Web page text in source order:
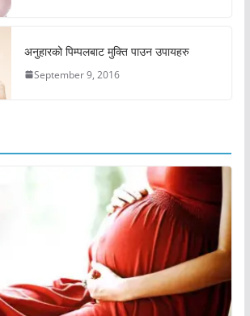
अनुहारको पिम्पलबाट मुक्ति पाउन उपायहरु
September 9, 2016